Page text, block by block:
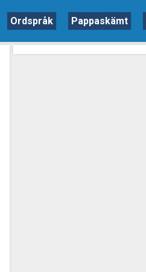
Ordspråk Pappaskämt